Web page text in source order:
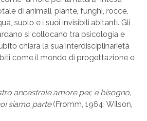
di animali, piante, funghi, rocce,
suolo e i suoi invisibili abitanti. Gli
si collocano tra psicologia e
chiara la sua interdisciplinarietà
come il mondo di progettazione e
ancestrale amore per, e bisogno,
siamo parte(Fromm, 1964; Wilson,